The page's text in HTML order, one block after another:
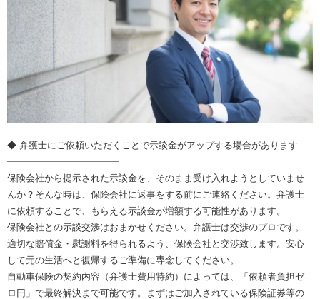
◆ 弁護士にご依頼いただくことで示談金がアップする場合があります
━━━━━━━━━━━━
保険会社から提示された示談金を、そのまま受け入れようとしていませ
んか？そんな時は、保険会社に返事をする前にご連絡ください。弁護士
に依頼することで、もらえる示談金が増額する可能性があります。
保険会社との示談交渉はおまかせください。弁護士は交渉のプロです。
適切な賠償金・慰謝料を得られるよう、保険会社と交渉致します。安心
して元の生活へと復帰するご準備に専念してください。
自動車保険の契約内容（弁護士費用特約）によっては、「依頼者負担ゼ
ロ円」で最終解決まで可能です。まずはご加入されている保険証券等の